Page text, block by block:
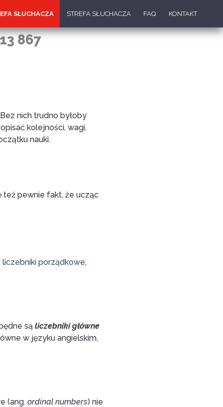
SŁUCHACZA STREFA SŁUCHACZA FAQ KONTAKT
867
nich trudno byłoby
kolejności, wagi,
nauki.
też pewnie fakt, że ucząc
liczebniki porządkowe,
są liczebniki główne
w języku angielskim,
(ang. ordinal numbers) nie